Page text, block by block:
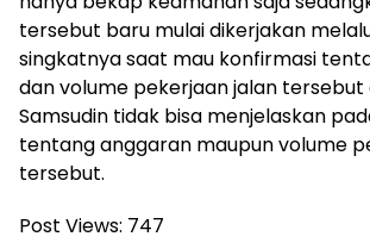
tersebut baru mulai dikerjakan
singkatnya saat mau konfirmasi
dan volume pekerjaan jalan tersebut
Samsudin tidak bisa menjelaskan
tentang anggaran maupun volume
tersebut.
Post Views: 747